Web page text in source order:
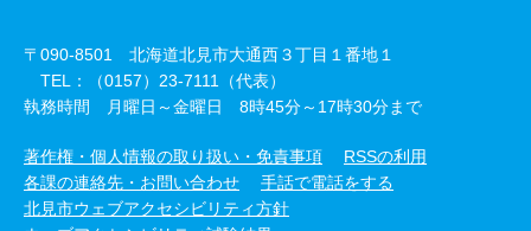
〒090-8501 北海道北見市大通西３丁目１番地１
TEL：（0157）23-7111（代表）
執務時間 月曜日～金曜日 8時45分～17時30分まで
著作権・個人情報の取り扱い・免責事項
RSSの利用
各課の連絡先・お問い合わせ
手話で電話をする
北見市ウェブアクセシビリティ方針